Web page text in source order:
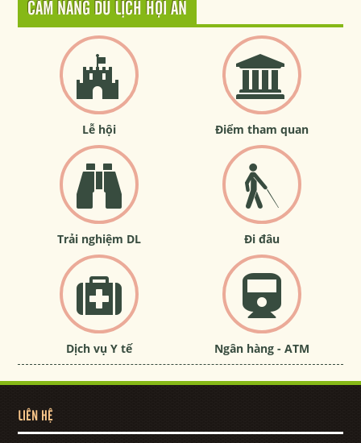
CẨM NANG DU LỊCH HỘI AN
Lễ hội Điểm tham quan
Trải nghiệm DL Đi đâu
Dịch vụ Y tế Ngân hàng - ATM
LIÊN HỆ